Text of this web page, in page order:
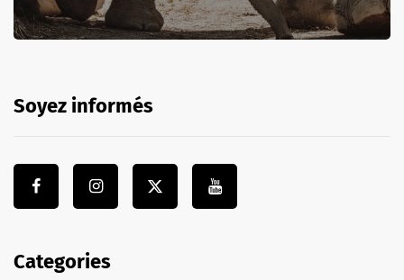
Soyez informés
Categories